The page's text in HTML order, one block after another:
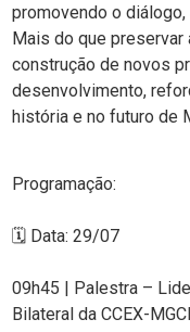
promovendo o
Mais do que preservar
construção de novos
desenvolvimento,
história e no futuro de
Programação:
🗓️ Data: 29/07
09h45 | Palestra –
Bilateral da CCEX-